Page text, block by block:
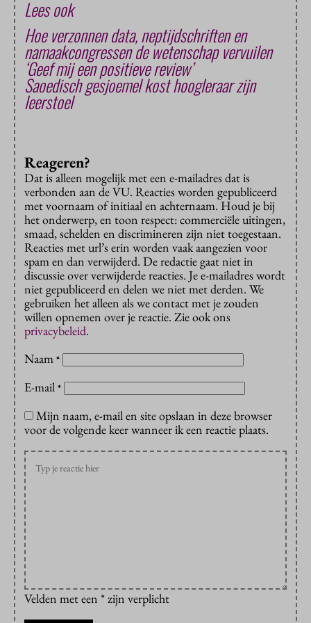
Lees ook
Hoe verzonnen data, neptijdschriften en
namaakcongressen de wetenschap vervuilen
‘Geef mij een positieve review’
Saoedisch gesjoemel kost hoogleraar zijn
leerstoel
Reageren?
Dat is alleen mogelijk met een e-mailadres dat is
verbonden aan de VU. Reacties worden gepubliceerd
met voornaam of initiaal en achternaam. Houd je bij
het onderwerp, en toon respect: commerciële uitingen,
smaad, schelden en discrimineren zijn niet toegestaan.
Reacties met url’s erin worden vaak aangezien voor
spam en dan verwijderd. De redactie gaat niet in
discussie over verwijderde reacties. Je e-mailadres wordt
niet gepubliceerd en delen we niet met derden. We
gebruiken het alleen als we contact met je zouden
willen opnemen over je reactie. Zie ook ons
privacybeleid.
Naam *
E-mail *
Mijn naam, e-mail en site opslaan in deze browser
voor de volgende keer wanneer ik een reactie plaats.
Velden met een * zijn verplicht